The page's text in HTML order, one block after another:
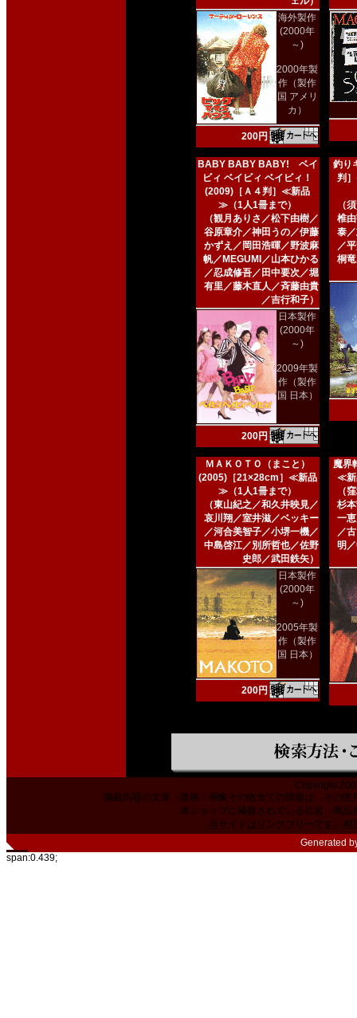
海外製作
(2000年
～)
2000年製
作（製作
国 アメリ
カ）
200円
BABY BABY BABY! ベイ
ビィ ベイビィ ベイビィ！
(2009)［Ａ４判］≪新品
≫（1人1冊まで）
（観月ありさ／松下由樹／
谷原章介／神田うの／伊藤
かずえ／岡田浩暉／野波麻
帆／MEGUMI／山本ひかる
／忍成修吾／田中要次／堀
有里／藤木直人／斉藤由貴
／吉行和子）
日本製作
(2000年
～)
2009年製
作（製作
国 日本）
200円
釣り
判
（
椎
泰
／
桐
ＭＡＫＯＴＯ（まこと）
(2005)［21×28cm］≪新品
≫（1人1冊まで）
（東山紀之／和久井映見／
哀川翔／室井滋／ベッキー
／河合美智子／小堺一機／
中島啓江／別所哲也／佐野
史郎／武田鉄矢）
日本製作
(2000年
～)
2005年製
作（製作
国 日本）
200円
魔界
≪新
（
杉
一
／
明
Copyright
掲載内容の文章・価格・画像その他全ての情報は、その
本ショップに掲載されている社名、商
当サイトはリンクフリーです。相
Generated
span:0.439;